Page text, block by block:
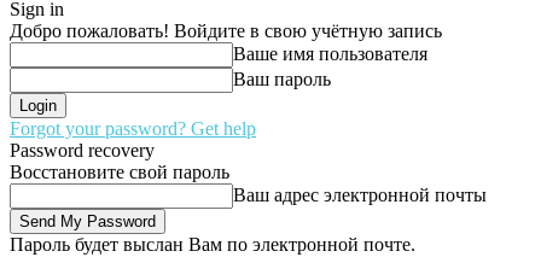
Sign in
Добро пожаловать! Войдите в свою учётную запись
Ваше имя пользователя
Ваш пароль
Forgot your password? Get help
Password recovery
Восстановите свой пароль
Ваш адрес электронной почты
Пароль будет выслан Вам по электронной почте.